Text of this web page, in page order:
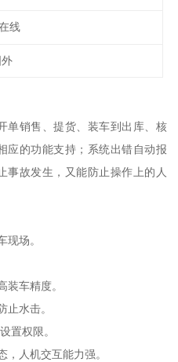
线
单销售、提货、装车到出库、核
应的功能支持；系统出错自动报
事故发生，又能防止操作上的人
现场。
装车精度。
止水击。
置权限。
，人机交互能力强。